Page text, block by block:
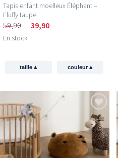
Tapis enfant moelleux Éléphant –
Fluffy taupe
59,90 39,90
En stock
taille▴ couleur▴